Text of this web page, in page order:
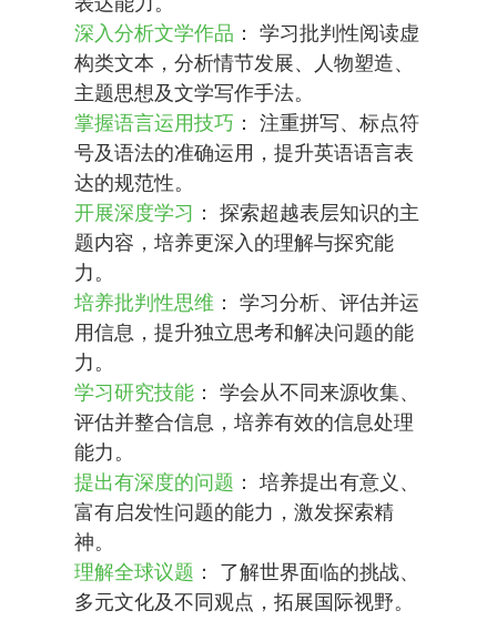
深入分析文学作品 ： 学习批判性阅读虚
构类文本，分析情节发展、人物塑造、
主题思想及文学写作手法。
掌握语言运用技巧 ： 注重拼写、标点符
号及语法的准确运用，提升英语语言表
达的规范性。
开展深度学习 ： 探索超越表层知识的主
题内容，培养更深入的理解与探究能
力。
培养批判性思维 ： 学习分析、评估并运
用信息，提升独立思考和解决问题的能
力。
学习研究技能 ： 学会从不同来源收集、
评估并整合信息，培养有效的信息处理
能力。
提出有深度的问题 ： 培养提出有意义、
富有启发性问题的能力，激发探索精
神。
理解全球议题 ： 了解世界面临的挑战、
多元文化及不同观点，拓展国际视野。